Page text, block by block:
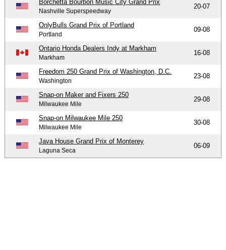
Borchetta Bourbon Music City Grand Prix
Nashville Superspeedway
20-07
OnlyBulls Grand Prix of Portland
Portland
09-08
Ontario Honda Dealers Indy at Markham
Markham
16-08
Freedom 250 Grand Prix of Washington, D.C.
Washington
23-08
Snap-on Maker and Fixers 250
Milwaukee Mile
29-08
Snap-on Milwaukee Mile 250
Milwaukee Mile
30-08
Java House Grand Prix of Monterey
Laguna Seca
06-09